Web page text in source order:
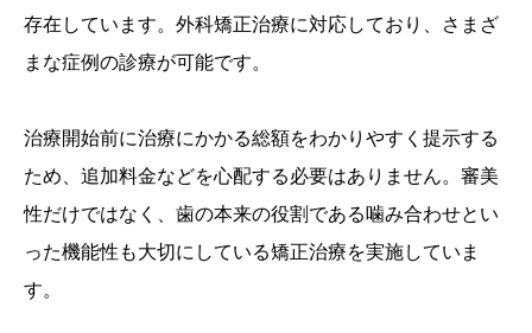
存在しています。外科矯正治療に対応しており、さまざ
まな症例の診療が可能です。
治療開始前に治療にかかる総額をわかりやすく提示する
ため、追加料金などを心配する必要はありません。審美
性だけではなく、歯の本来の役割である噛み合わせとい
った機能性も大切にしている矯正治療を実施していま
す。